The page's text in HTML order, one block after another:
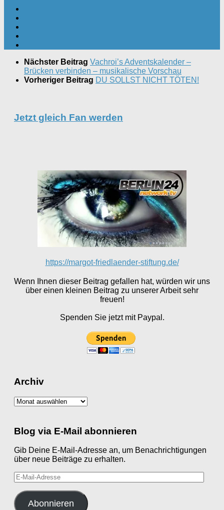
Nächster Beitrag Vachroi’s Adventskalender –
Brücken verbinden – musikalische Vorschau
Vorheriger Beitrag DU SOLLST NICHT TÖTEN!
Jetzt gleich Fan werden
https://margot-friedlaender-stiftung.de/
Wenn Ihnen dieser Beitrag gefallen hat, würden wir uns
über einen kleinen Beitrag zu unserer Arbeit sehr
freuen!
Spenden Sie jetzt mit Paypal.
Archiv
Archiv
Blog via E-Mail abonnieren
Gib Deine E-Mail-Adresse an, um Benachrichtigungen
über neue Beiträge zu erhalten.
E-
Mail-
Adresse
Abonnieren